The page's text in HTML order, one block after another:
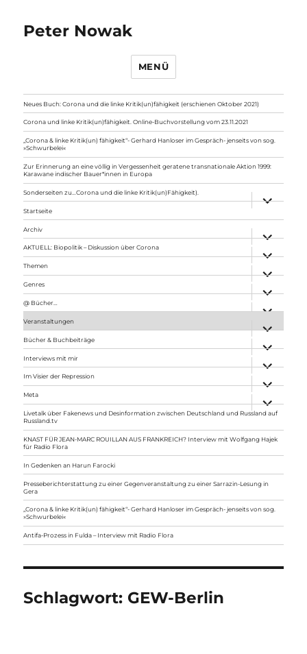
Peter Nowak
MENÜ
Neues Buch: Corona und die linke Kritik(un)fähigkeit (erschienen Oktober 2021)
Corona und linke Kritik(un)fähigkeit. Online-Buchvorstellung vom 23.11.2021
„Corona & linke Kritik(un) fähigkeit“- Gerhard Hanloser im Gespräch- jenseits von sog.
»Schwurbelei«
Zur Erinnerung an eine völlig in Vergessenheit geratene transnationale Aktion 1999:
Karawane indischer Bauer*innen in Europa
Sonderseiten zu…Corona und die linke Kritik(un)Fähigkeit).
anzeigen
Startseite
Archiv
anzeigen
AKTUELL: Biopolitik – Diskussion über Corona
anzeigen
Themen
anzeigen
Genres
anzeigen
@ Bücher…
Veranstaltungen
anzeigen
Bücher & Buchbeiträge
anzeigen
Interviews mit mir
anzeigen
Im Visier der Repression
anzeigen
Meta
anzeigen
Livetalk über Fakenews und Desinformation zwischen Deutschland und Russland auf
Russland.tv
KNAST FÜR JEAN-MARC ROUILLAN AUS FRANKREICH? Interview mit Wolfgang Hajek
für Radio Flora
In Gedenken an Harun Farocki
Presseberichterstattung zu einer Gegenveranstaltung zu einer Sarrazin-Lesung in
Gera
„Corona & linke Kritik(un) fähigkeit“- Gerhard Hanloser im Gespräch- jenseits von sog.
»Schwurbelei«
Antifa-Prozess in Fulda – Interview mit Radio Flora
Schlagwort: GEW-Berlin